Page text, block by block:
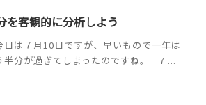
を客観的に分析しよう
は７月10日ですが、早いもので一年は
半分が過ぎてしまったのですね。 7 ...